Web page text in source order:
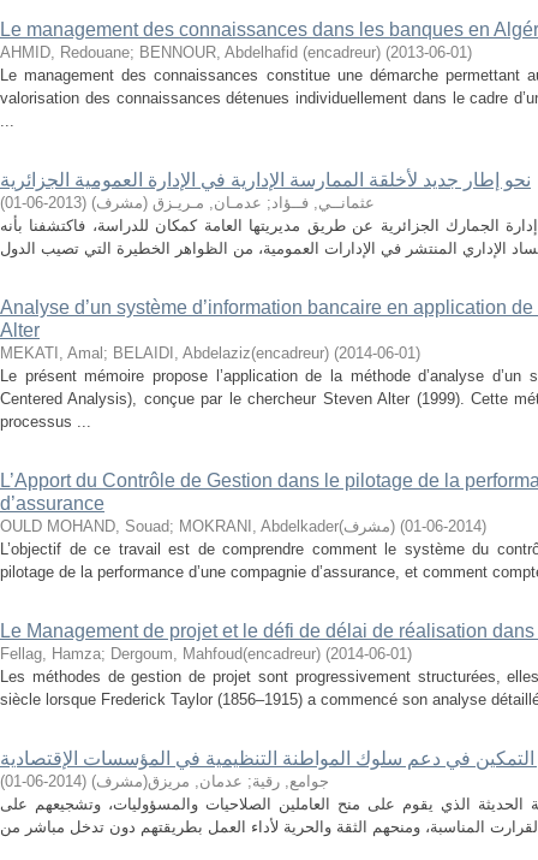
Le management des connaissances dans les banques en
AHMID, Redouane; BENNOUR, Abdelhafid (encadreur) (2013-06-01)
Le management des connaissances constitue une démarche permettant
valorisation des connaissances détenues individuellement dans le cadre
...
نحو إطار جديد لأخلقة الممارسة الإدارية في الإدارة العمومية الجزائرية
عثمانــي, فــؤاد; عدمـان, مـريـزق (مشرف) (
2013-06-01
)
إدارة الجمارك الجزائرية عن طريق مديريتها العامة كمكان للدراسة، فاكتشفنا بأنه
Analyse d’un système d’information bancaire en application
Alter
MEKATI, Amal ; BELAIDI, Abdelaziz(encadreur) (2014-06-01)
Le présent mémoire propose l’application de la méthode d’analyse d’un
Centered Analysis), conçue par le chercheur Steven Alter (1999). Cette
processus ...
L’Apport du Contrôle de Gestion dans le pilotage de la
d’assurance
OULD MOHAND, Souad; MOKRANI, Abdelkader(مشرف) ( 2014-06-01)
L’objectif de ce travail est de comprendre comment le système du
pilotage de la performance d’une compagnie d’assurance, et comment
Le Management de projet et le défi de délai de réalisation
Fellag, Hamza; Dergoum, Mahfoud(encadreur) (2014-06-01)
Les méthodes de gestion de projet sont progressivement structurées,
siècle lorsque Frederick Taylor (1856–1915) a commencé son analyse
التمكين في دعم سلوك المواطنة التنظيمية في المؤسسات الإقتصادية
جوامع, رقية; عدمان, مريزق(مشرف) (
2014-06-01
)
الحديثة الذي يقوم على منح العاملين الصلاحيات والمسؤوليات، وتشجيعهم على